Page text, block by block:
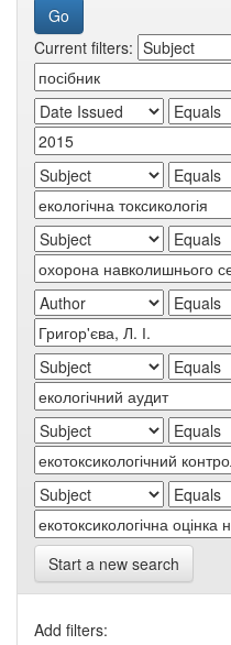
Current filters:
Start a new search
Add filters: